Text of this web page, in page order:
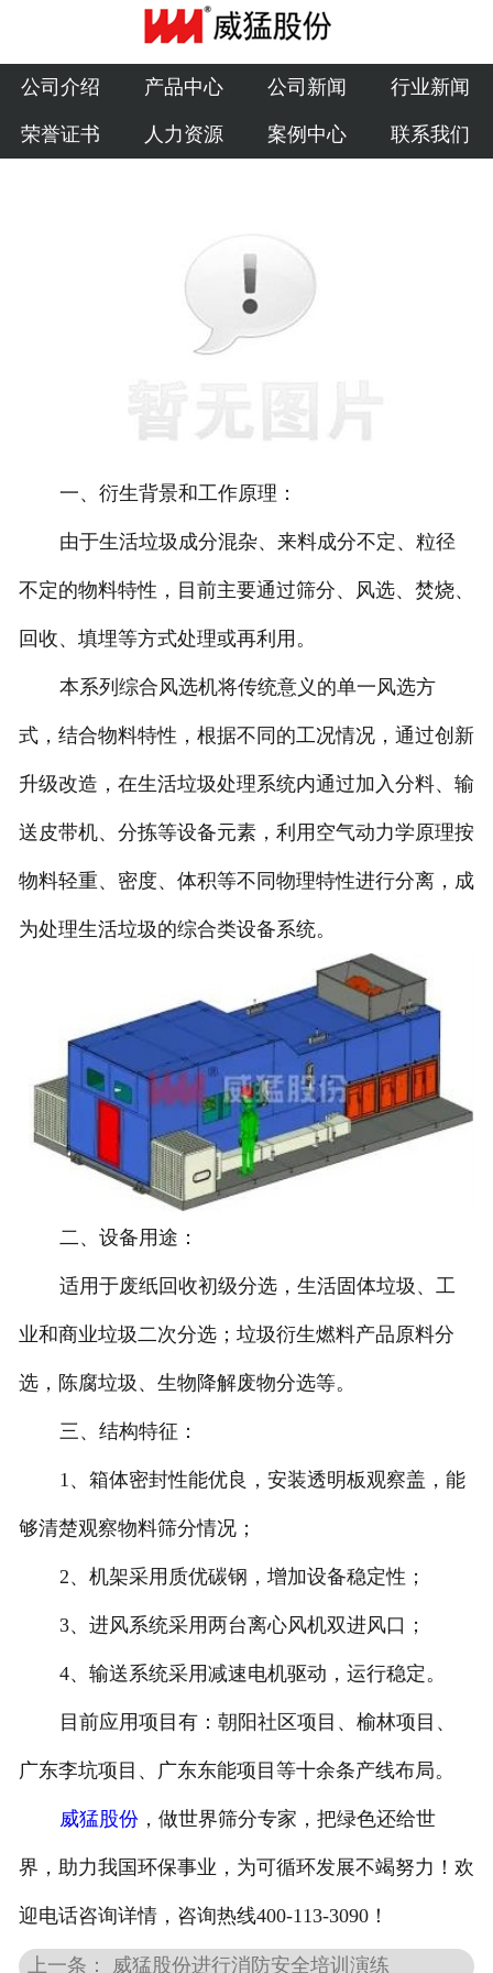
公司介绍
产品中心
公司新闻
公司介绍 产品中心 公司新闻 行业新闻
荣誉证书 人力资源 案例中心 联系我们
一、衍生背景和工作原理：
由于生活垃圾成分混杂、来料成分不定、粒径
不定的物料特性，目前主要通过筛分、风选、焚烧、
回收、填埋等方式处理或再利用。
本系列综合风选机将传统意义的单一风选方
式，结合物料特性，根据不同的工况情况，通过创新
升级改造，在生活垃圾处理系统内通过加入分料、输
送皮带机、分拣等设备元素，利用空气动力学原理按
物料轻重、密度、体积等不同物理特性进行分离，成
为处理生活垃圾的综合类设备系统。
二、设备用途：
适用于废纸回收初级分选，生活固体垃圾、工
业和商业垃圾二次分选；垃圾衍生燃料产品原料分
选，陈腐垃圾、生物降解废物分选等。
三、结构特征：
1、箱体密封性能优良，安装透明板观察盖，能
够清楚观察物料筛分情况；
2、机架采用质优碳钢，增加设备稳定性；
3、进风系统采用两台离心风机双进风口；
4、输送系统采用减速电机驱动，运行稳定。
目前应用项目有：朝阳社区项目、榆林项目、
广东李坑项目、广东东能项目等十余条产线布局。
威猛股份，做世界筛分专家，把绿色还给世
界，助力我国环保事业，为可循环发展不竭努力！欢
迎电话咨询详情，咨询热线400-113-3090！
上一条： 威猛股份进行消防安全培训演练